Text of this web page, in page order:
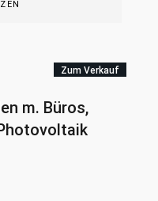
Zum Verkauf
m. Büros,